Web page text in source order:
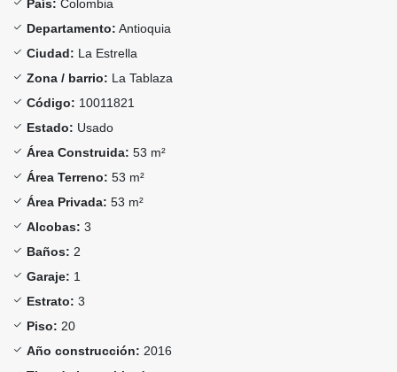
País: Colombia
Departamento: Antioquia
Ciudad: La Estrella
Zona / barrio: La Tablaza
Código: 10011821
Estado: Usado
Área Construida: 53 m²
Área Terreno: 53 m²
Área Privada: 53 m²
Alcobas: 3
Baños: 2
Garaje: 1
Estrato: 3
Piso: 20
Año construcción: 2016